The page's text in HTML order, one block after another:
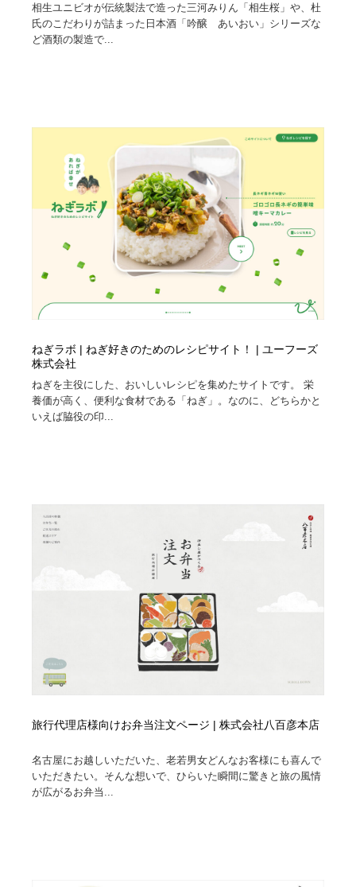
相生ユニビオが伝統製法で造った三河みりん「相生桜」や、杜
氏のこだわりが詰まった日本酒「吟醸 あいおい」シリーズな
ど酒類の製造で...
ねぎラボ | ねぎ好きのためのレシピサイト！ | ユーフーズ
株式会社
ねぎを主役にした、おいしいレシピを集めたサイトです。 栄
養価が高く、便利な食材である「ねぎ」。なのに、どちらかと
いえば脇役の印...
旅行代理店様向けお弁当注文ページ | 株式会社八百彦本店
名古屋にお越しいただいた、老若男女どんなお客様にも喜んで
いただきたい。そんな想いで、ひらいた瞬間に驚きと旅の風情
が広がるお弁当...